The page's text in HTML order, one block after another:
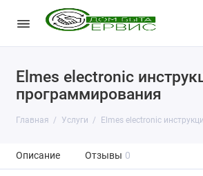
Elmes electronic
программирования
Главная Услуги Elmes electronic
Описание Отзывы 0